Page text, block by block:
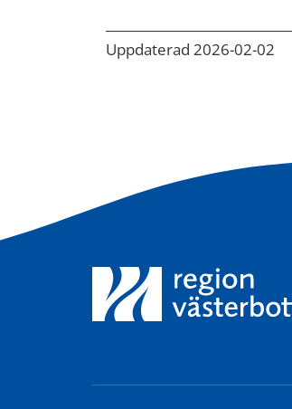
Uppdaterad 2026-02-02